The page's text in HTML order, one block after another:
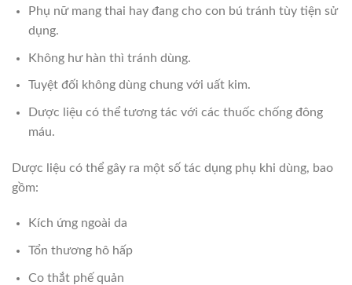
Phụ nữ mang thai hay đang cho con bú tránh tùy tiện sử
dụng.
Không hư hàn thì tránh dùng.
Tuyệt đối không dùng chung với uất kim.
Dược liệu có thể tương tác với các thuốc chống đông
máu.
Dược liệu có thể gây ra một số tác dụng phụ khi dùng, bao
gồm:
Kích ứng ngoài da
Tổn thương hô hấp
Co thắt phế quản